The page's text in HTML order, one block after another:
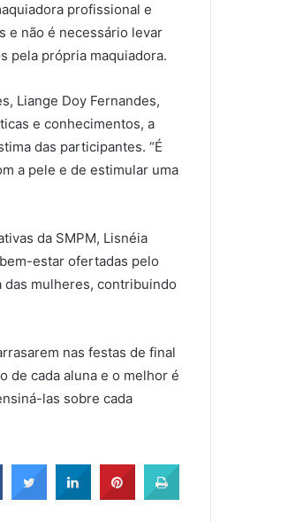
profissional e
e não é necessário levar
pela própria maquiadora.
Liange Doy Fernandes,
e conhecimentos, a
das participantes. “É
a pele e de estimular uma
da SMPM, Lisnéia
estar ofertadas pelo
das mulheres, contribuindo
nas festas de final
de cada aluna e o melhor é
las sobre cada